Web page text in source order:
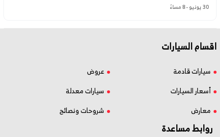
30 يونيو - 8 مساءً
اقسام السيارات
سيارات قادمة
عروض
أسعار السيارات
سيارات معدلة
معارض
شروحات ونصائح
روابط مساعدة